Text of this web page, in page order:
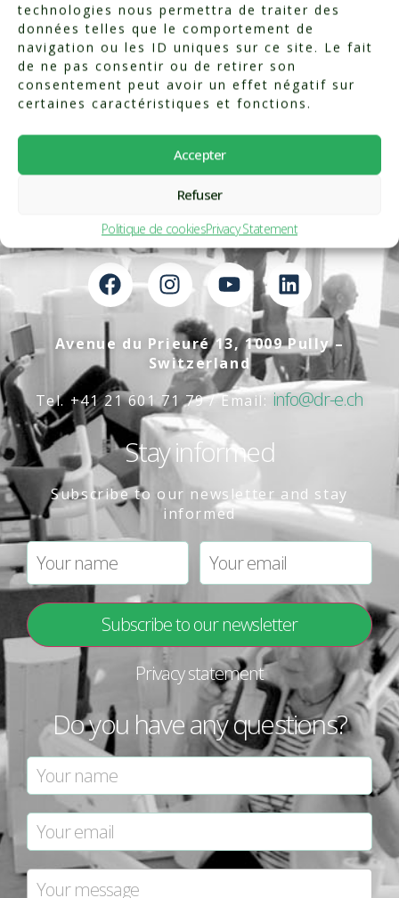
technologies nous permettra de traiter des
données telles que le comportement de
navigation ou les ID uniques sur ce site. Le fait
de ne pas consentir ou de retirer son
consentement peut avoir un effet négatif sur
certaines caractéristiques et fonctions.
Accepter
Refuser
Politique de cookiesPrivacy Statement
Avenue du Prieuré 13, 1009 Pully –
Switzerland
Tel. +41 21 601 71 79 / Email: info@dr-e.ch
Stay informed
Subscribe to our newsletter and stay
informed
Privacy statement
Do you have any questions?